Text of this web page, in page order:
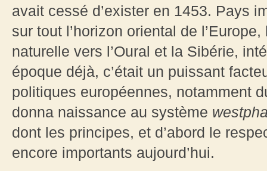
avait cessé d’exister en 1453. Pays
sur tout l’horizon oriental de
naturelle vers l’Oural et la Sibérie,
époque déjà, c’était un puissant
politiques européennes, notamment
donna naissance au système
dont les principes, et d’abord le
encore importants aujourd’hui.